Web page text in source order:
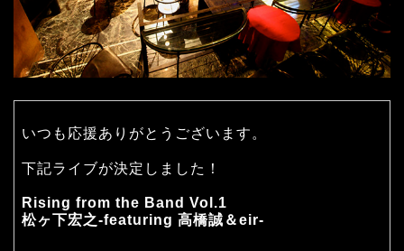
いつも応援ありがとうございます。
下記ライブが決定しました！
Rising from the Band Vol.1
松ヶ下宏之-featuring 高橋誠＆eir-